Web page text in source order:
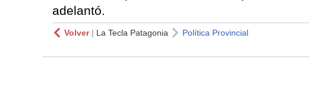
adelantó.
Volver| La Tecla Patagonia Política Provincial